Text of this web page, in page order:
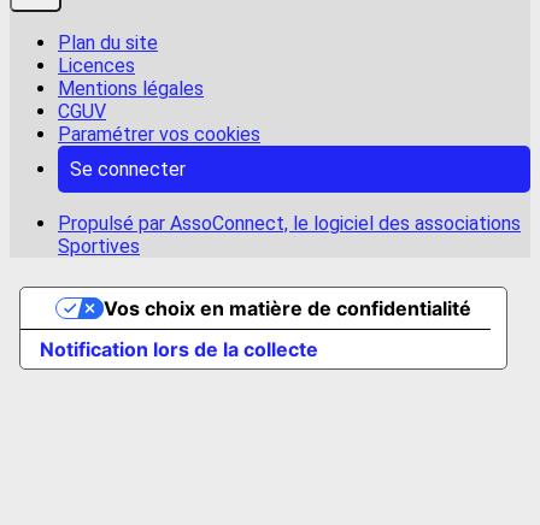
Plan du site
Licences
Mentions légales
CGUV
Paramétrer vos cookies
Se connecter
Propulsé par AssoConnect, le logiciel des associations
Sportives
Notification lors de la collecte
Vos choix en matière de confidentialité